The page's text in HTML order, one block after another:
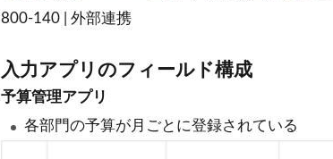
800-140 | 外部連携
入力アプリのフィールド構成
予算管理アプリ
各部門の予算が月ごとに登録されている